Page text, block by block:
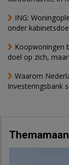
ING:
onder
Koopwoningen
doel op zich,
Waarom
Investeringsbank